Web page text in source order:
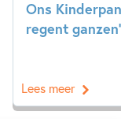
Ons
regent ganzen’
Lees meer